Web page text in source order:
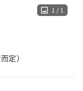
1 / 1
定）